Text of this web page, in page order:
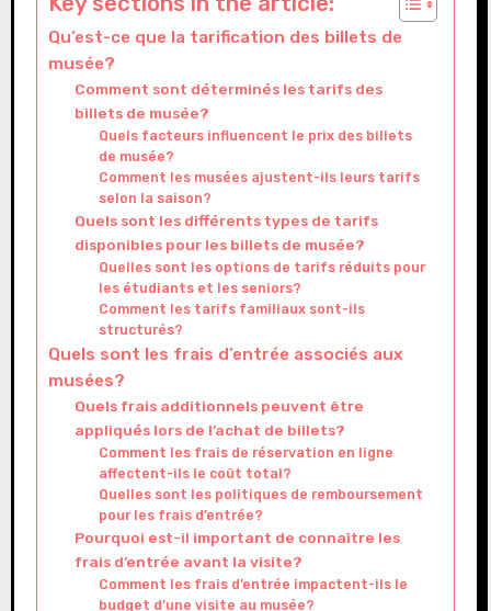
Qu’est-ce que la tarification des billets de
musée?
Comment sont déterminés les tarifs des
billets de musée?
Quels facteurs influencent le prix des billets
de musée?
Comment les musées ajustent-ils leurs tarifs
selon la saison?
Quels sont les différents types de tarifs
disponibles pour les billets de musée?
Quelles sont les options de tarifs réduits pour
les étudiants et les seniors?
Comment les tarifs familiaux sont-ils
structurés?
Quels sont les frais d’entrée associés aux
musées?
Quels frais additionnels peuvent être
appliqués lors de l’achat de billets?
Comment les frais de réservation en ligne
affectent-ils le coût total?
Quelles sont les politiques de remboursement
pour les frais d’entrée?
Pourquoi est-il important de connaître les
frais d’entrée avant la visite?
Comment les frais d’entrée impactent-ils le
budget d’une visite au musée?